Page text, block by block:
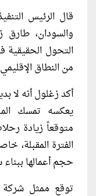
والسودان،
التحول
من النطاق
أكد زغلول أنه لا
يعكسه تمسك
متوقعاً زيادة
الفترة المقبلة،
حجم أعمالها